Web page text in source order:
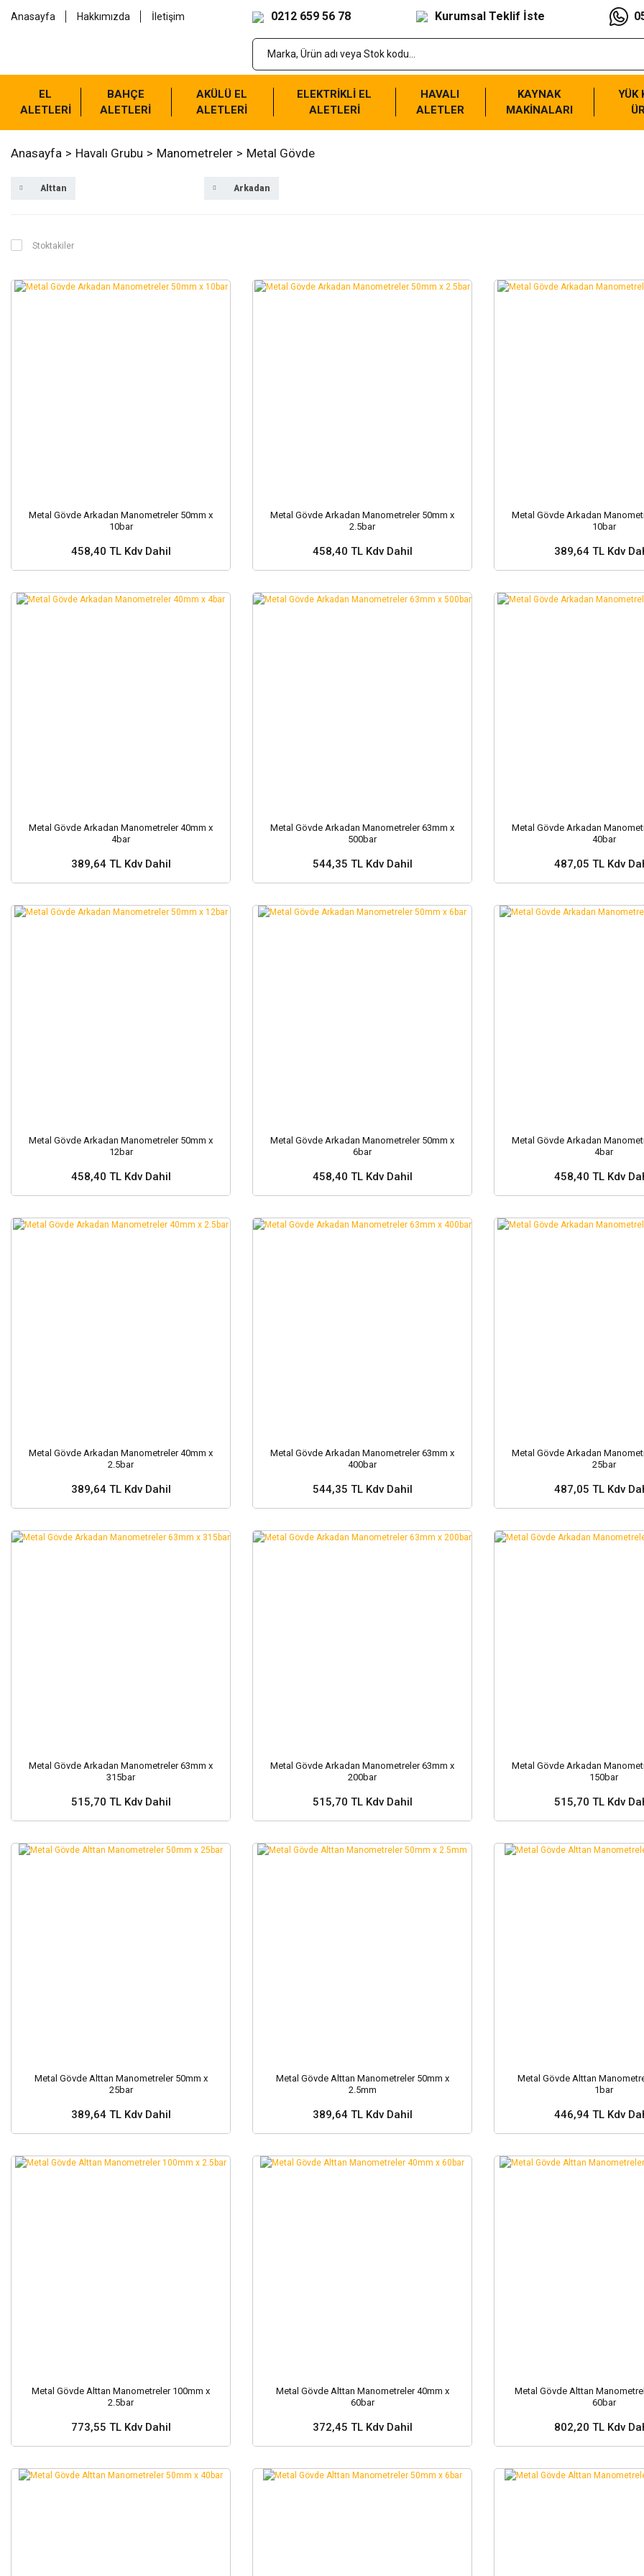
Anasayfa Hakkımızda İletişim 0212 659 56 78 Kurumsal Teklif İste
EL
ALETLERİ
BAHÇE
ALETLERİ
AKÜLÜ EL
ALETLERİ
ELEKTRİKLİ EL
ALETLERİ
HAVALI
ALETLER
KAYNAK
MAKİNALARI
YÜK
Anasayfa Havalı Grubu Manometreler Metal Gövde
Alttan Arkadan
Stoktakiler
Metal Gövde Arkadan Manometreler 50mm x
10bar
458,40 TL Kdv Dahil
Sepete Ekle
Metal Gövde Arkadan Manometreler 50mm x
2.5bar
458,40 TL Kdv Dahil
Sepete Ekle
Metal Gövde Arkadan
10bar
389,64 TL Kdv
Sepete Ekle
Metal Gövde Arkadan Manometreler 40mm x
4bar
389,64 TL Kdv Dahil
Sepete Ekle
Metal Gövde Arkadan Manometreler 63mm x
500bar
544,35 TL Kdv Dahil
Sepete Ekle
Metal Gövde Arkadan
40bar
487,05 TL Kdv
Sepete Ekle
Metal Gövde Arkadan Manometreler 50mm x
12bar
458,40 TL Kdv Dahil
Sepete Ekle
Metal Gövde Arkadan Manometreler 50mm x
6bar
458,40 TL Kdv Dahil
Sepete Ekle
Metal Gövde Arkadan
4bar
458,40 TL Kdv
Sepete Ekle
Metal Gövde Arkadan Manometreler 40mm x
2.5bar
389,64 TL Kdv Dahil
Sepete Ekle
Metal Gövde Arkadan Manometreler 63mm x
400bar
544,35 TL Kdv Dahil
Sepete Ekle
Metal Gövde Arkadan
25bar
487,05 TL Kdv
Sepete Ekle
Metal Gövde Arkadan Manometreler 63mm x
315bar
515,70 TL Kdv Dahil
Sepete Ekle
Metal Gövde Arkadan Manometreler 63mm x
200bar
515,70 TL Kdv Dahil
Sepete Ekle
Metal Gövde Arkadan
150bar
515,70 TL Kdv
Sepete Ekle
Metal Gövde Alttan Manometreler 50mm x
25bar
389,64 TL Kdv Dahil
Sepete Ekle
Metal Gövde Alttan Manometreler 50mm x
2.5mm
389,64 TL Kdv Dahil
Sepete Ekle
Metal Gövde Alttan
1bar
446,94 TL Kdv
Sepete Ekle
Metal Gövde Alttan Manometreler 100mm x
2.5bar
773,55 TL Kdv Dahil
Sepete Ekle
Metal Gövde Alttan Manometreler 40mm x
60bar
372,45 TL Kdv Dahil
Sepete Ekle
Metal Gövde Alttan
60bar
802,20 TL Kdv
Sepete Ekle